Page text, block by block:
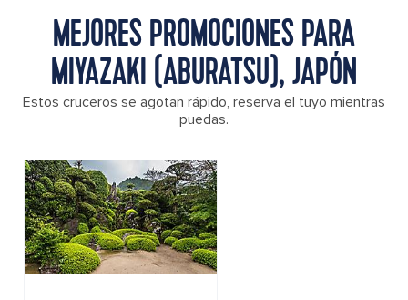
MEJORES PROMOCIONES PARA
MIYAZAKI (ABURATSU), JAPÓN
Estos cruceros se agotan rápido, reserva el tuyo mientras
puedas.